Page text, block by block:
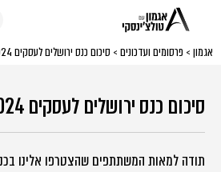
אגמון > פרסומים ועדכונים > סיכום כנס ירושלים לעסקים 2024
סיכום כנס ירושלים לעסקים 2024
תודה למאות המשתתפים שהצטרפו אלינו בכנס